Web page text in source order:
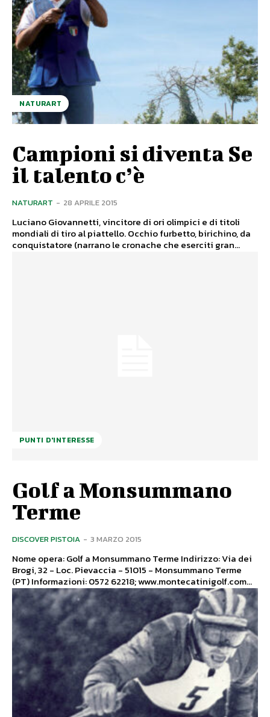
NATURART
Campioni si diventa Se
il talento c’è
NATURART - 28 APRILE 2015
Luciano Giovannetti, vincitore di ori olimpici e di titoli
mondiali di tiro al piattello. Occhio furbetto, birichino, da
conquistatore (narrano le cronache che eserciti gran...
PUNTI D'INTERESSE
Golf a Monsummano
Terme
DISCOVER PISTOIA - 3 MARZO 2015
Nome opera: Golf a Monsummano Terme Indirizzo: Via dei
Brogi, 32 - Loc. Pievaccia - 51015 - Monsummano Terme
(PT) Informazioni: 0572 62218; www.montecatinigolf.com...